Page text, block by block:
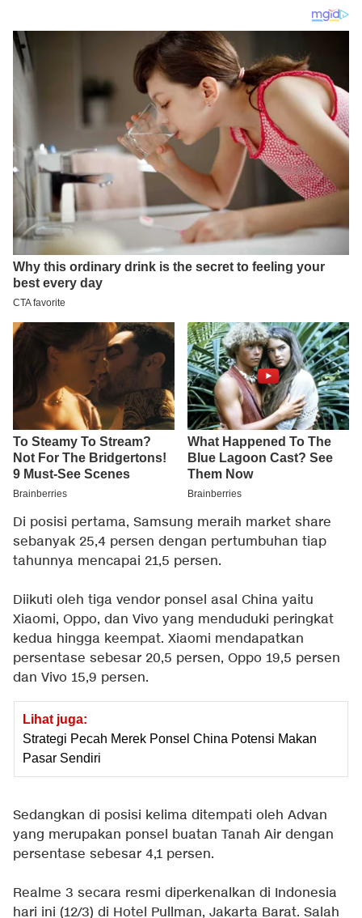
Di posisi pertama, Samsung meraih market share
sebanyak 25,4 persen dengan pertumbuhan tiap
tahunnya mencapai 21,5 persen.
Diikuti oleh tiga vendor ponsel asal China yaitu
Xiaomi, Oppo, dan Vivo yang menduduki peringkat
kedua hingga keempat. Xiaomi mendapatkan
persentase sebesar 20,5 persen, Oppo 19,5 persen
dan Vivo 15,9 persen.
Lihat juga:
Strategi Pecah Merek Ponsel China Potensi Makan
Pasar Sendiri
Sedangkan di posisi kelima ditempati oleh Advan
yang merupakan ponsel buatan Tanah Air dengan
persentase sebesar 4,1 persen.
Realme 3 secara resmi diperkenalkan di Indonesia
hari ini (12/3) di Hotel Pullman, Jakarta Barat. Salah